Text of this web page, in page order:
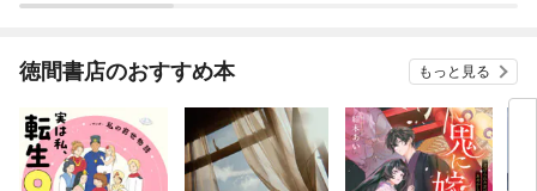
徳間書店のおすすめ本 もっと見る